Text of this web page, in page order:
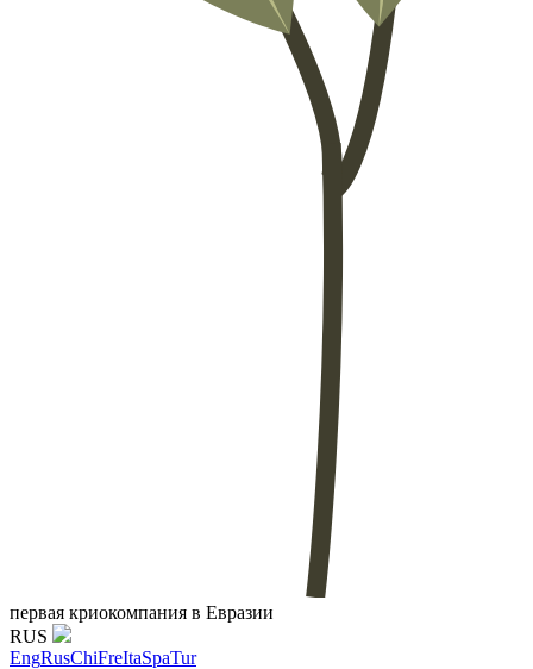
первая криокомпания в Евразии
RUS
EngRusChiFreItaSpaTur